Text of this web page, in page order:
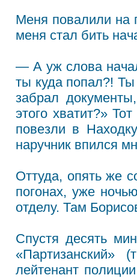
Меня повалили на
меня стал бить
— А уж слова
ты куда попал?!
забрал
этого хватит?»
повезли в
наручник впился
Оттуда, опять же
погонах, уже
отделу. Там
Спустя десять
«Партизанский»
лейтенант